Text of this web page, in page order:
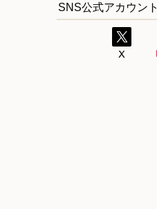
SNS公式アカウント